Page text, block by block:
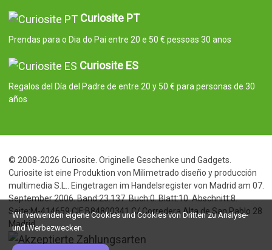
Curiosite PT
Prendas para o Dia do Pai entre 20 e 50 € pessoas 30 anos
Curiosite ES
Regalos del Día del Padre de entre 20 y 50 € para personas de 30
años
© 2008-2026 Curiosite. Originelle Geschenke und Gadgets.
Curiosite ist eine Produktion von Milimetrado diseño y producción
multimedia S.L.. Eingetragen im Handelsregister von Madrid am 07.
September 2006. Band:23.137. Buch:0. Blatt:10. Abschnitt:8.
Seite:M-414659 CIF:B84800341 C/ Corredera Alta de San Pablo 28
Madrid
Wir verwenden eigene Cookies und Cookies von Dritten zu Analyse-
und Werbezwecken.